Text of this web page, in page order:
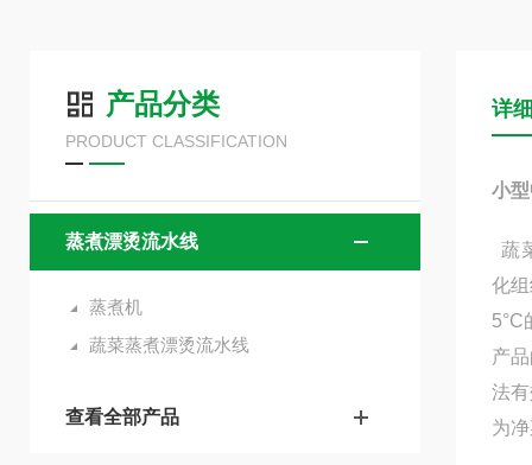
产品分类
PRODUCT CLASSIFICATION
蒸煮漂烫流水线
蒸煮机
蔬菜蒸煮漂烫流水线
查看全部产品
详
小
蔬
化
5°C
产
法
为